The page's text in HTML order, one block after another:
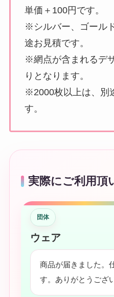
単価＋100円です。
※シルバー、ゴール
途お見積です。
※網点が含まれるデ
りとなります。
※2000枚以上は、別
す。
実際にご利用頂
団体
ウェア
商品が届きました。
す。ありがとうござ